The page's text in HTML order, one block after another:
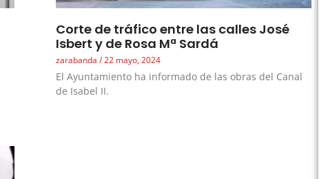
Corte de tráfico entre las calles José
Isbert y de Rosa Mª Sardá
zarabanda 22 mayo, 2024
El Ayuntamiento ha informado de las obras del Canal
de Isabel II.